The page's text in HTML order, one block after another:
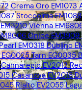
Crema Oro EM1073
Stoccolma EM1088
Vienna
Onice EM3909
EM0318 Dublino
Tarn EG0035
Cannaregio EV2012
Casanova EV2016
Rialto EV2055